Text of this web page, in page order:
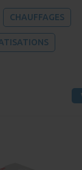
CHAUFFAGES